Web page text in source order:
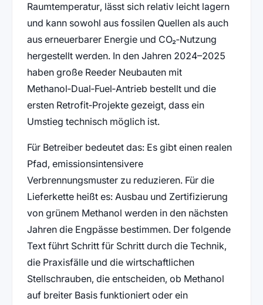
Raumtemperatur, lässt sich relativ leicht lagern
und kann sowohl aus fossilen Quellen als auch
aus erneuerbarer Energie und CO₂‑Nutzung
hergestellt werden. In den Jahren 2024–2025
haben große Reeder Neubauten mit
Methanol‑Dual‑Fuel‑Antrieb bestellt und die
ersten Retrofit‑Projekte gezeigt, dass ein
Umstieg technisch möglich ist.
Für Betreiber bedeutet das: Es gibt einen realen
Pfad, emissionsintensivere
Verbrennungsmuster zu reduzieren. Für die
Lieferkette heißt es: Ausbau und Zertifizierung
von grünem Methanol werden in den nächsten
Jahren die Engpässe bestimmen. Der folgende
Text führt Schritt für Schritt durch die Technik,
die Praxisfälle und die wirtschaftlichen
Stellschrauben, die entscheiden, ob Methanol
auf breiter Basis funktioniert oder ein